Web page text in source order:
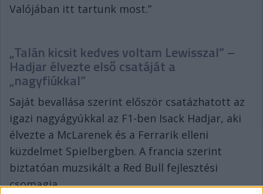
Valójában itt tartunk most.”
„Talán kicsit kedves voltam Lewisszal” –
Hadjar élvezte első csatáját a
„nagyfiúkkal”
Saját bevallása szerint először csatázhatott az
igazi nagyágyúkkal az F1-ben Isack Hadjar, aki
élvezte a McLarenek és a Ferrarik elleni
küzdelmet Spielbergben. A francia szerint
biztatóan muzsikált a Red Bull fejlesztési
csomagja.